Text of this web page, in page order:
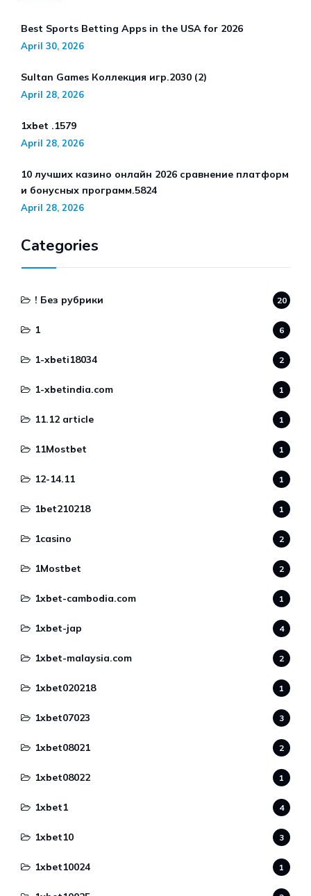
Best Sports Betting Apps in the USA for 2026
April 30, 2026
Sultan Games Коллекция игр.2030 (2)
April 28, 2026
1xbet .1579
April 28, 2026
10 лучших казино онлайн 2026 сравнение платформ
и бонусных программ.5824
April 28, 2026
Categories
! Без рубрики 20
1 6
1-xbeti18034 2
1-xbetindia.com 1
11.12 article 1
11Mostbet 1
12-14.11 1
1bet210218 1
1casino 2
1Mostbet 2
1xbet-cambodia.com 1
1xbet-jap 4
1xbet-malaysia.com 2
1xbet020218 1
1xbet07023 3
1xbet08021 2
1xbet08022 1
1xbet1 4
1xbet10 3
1xbet10024 1